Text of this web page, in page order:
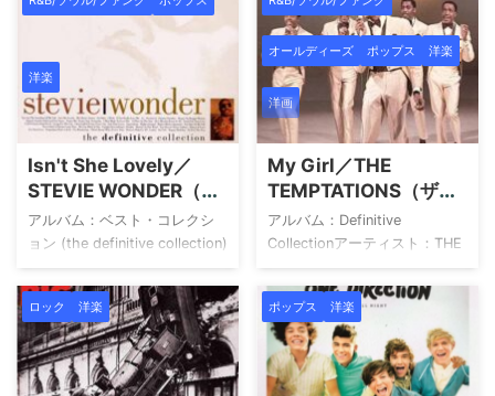
ラー） ジャックポット - ザ・
ベスト・オブ・ベット・ミド
ラー ベット・ミドラー
Amazon 楽天市場 Yahoo!ショ
ッピング HMV TOWER
RECORDS Book Off メルカリ
この楽曲は ISUM（一般社団法
人音楽特定利用促進機構）登
録楽曲 です。 provided by
Wedding Sound 1In The Mood
(Remastered Album Versi ...
Hooligans ブルーノ・マーズ
Amazon 楽天市場 Yahoo!ショ
ッピング HMV TOWER
RECORDS Book Off メルカリ
この楽曲は ISUM（一般社団法
人音楽特定利用促進機構）登
録楽曲 です。 provided by
Wedding Sound ここがポイン
ト 「The Lazy Song」は、
2011年2月15日にシングルとし
てリリー ...
洋楽
Isn't She Lovely／
STEVIE WONDER（ス
ティーヴィー・ワンダ
ー）
アルバム：ベスト・コレクシ
ョン (the definitive collection)
アーティスト：STEVIE
WONDER（スティーヴィー・
ワンダー） ベスト・コレクシ
ョン (the definitive collection)
スティービー・ワンダー
Amazon 楽天市場 Yahoo!ショ
オールディーズ ポップス 洋楽
洋画
My Girl／THE
TEMPTATIONS（ザ・
テンプテーションズ）
アルバム：Definitive
Collectionアーティスト：THE
TEMPTATIONS（ザ・テンプテ
ーションズ） The Definitive
Collection by The
Temptations ザ・テンプテー
ションズ Amazon 楽天市場
Yahoo!ショッピング HMV
ロック 洋楽 ポップス 洋楽